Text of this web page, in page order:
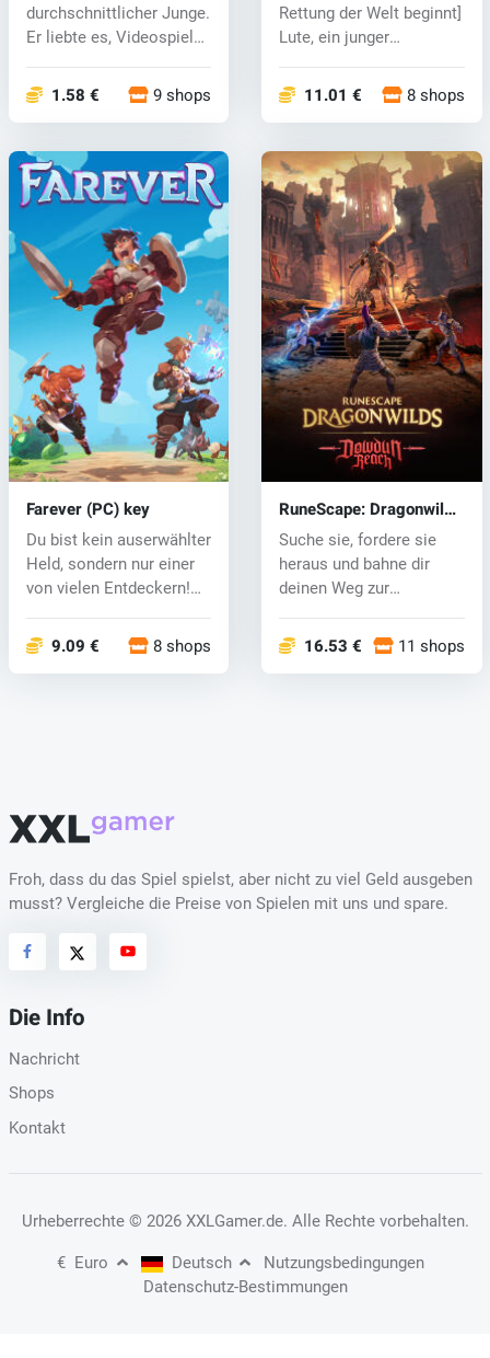
durchschnittlicher Junge.
Er liebte es, Videospiele
1.58 € 9 shops
Rettung der Welt beginnt]
Lute, ein junger
11.01 € 8 shops
Farever (PC) key
Du bist kein auserwählter
Held, sondern nur einer
von vielen Entdeckern!
9.09 € 8 shops
RuneScape: Dragonwilds
(PC) key
Suche sie, fordere sie
heraus und bahne dir
deinen Weg zur
16.53 € 11 shops
Froh, dass du das Spiel spielst, aber nicht zu viel Geld ausgeben
musst? Vergleiche die Preise von Spielen mit uns und spare.
Die Info
Nachricht
Shops
Kontakt
Urheberrechte © 2026 XXLGamer.de. Alle Rechte vorbehalten.
€ Euro Deutsch
Nutzungsbedingungen
Datenschutz-Bestimmungen